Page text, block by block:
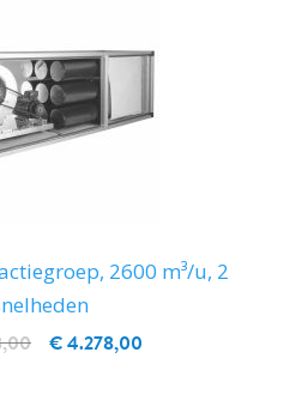
2600 m³/u, 2
€ 4.278,00